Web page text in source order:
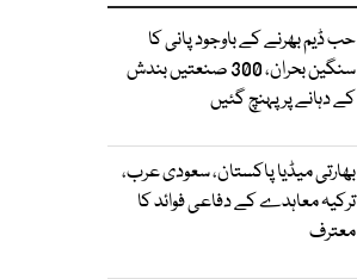
حب ڈیم بھرنے کے باوجود پانی کا
سنگین بحران، 300 صنعتیں بندش
کے دہانے پر پہنچ گئیں
بھارتی میڈیا پاکستان، سعودی عرب،
ترکیہ معاہدے کے دفاعی فوائد کا
معترف